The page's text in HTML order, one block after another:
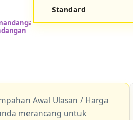
Standard
Awal Ulasan / Harga
merancang untuk